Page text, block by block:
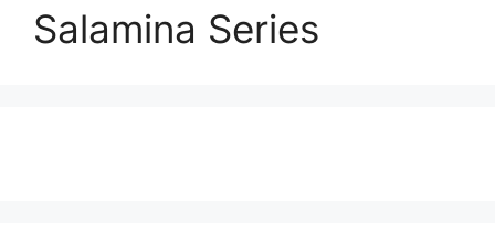
Salamina Series